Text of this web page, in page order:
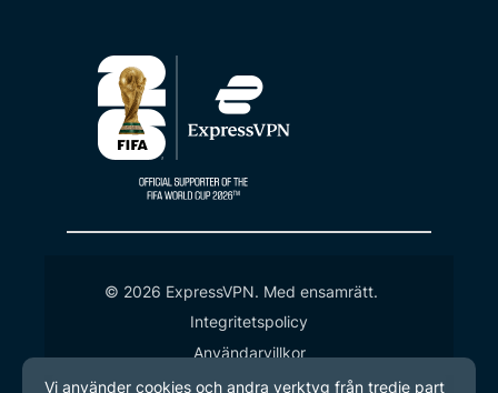
© 2026 ExpressVPN. Med ensamrätt.
Integritetspolicy
Användarvillkor
Inställningar för cookies